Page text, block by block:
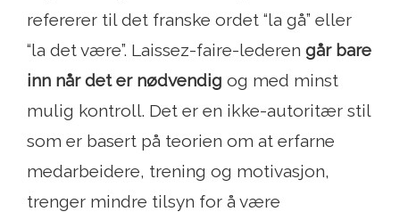
refererer til det franske ordet “la gå” eller
“la det være”. Laissez-faire-lederen går bare
inn når det er nødvendig og med minst
mulig kontroll. Det er en ikke-autoritær stil
som er basert på teorien om at erfarne
medarbeidere, trening og motivasjon,
trenger mindre tilsyn for å være